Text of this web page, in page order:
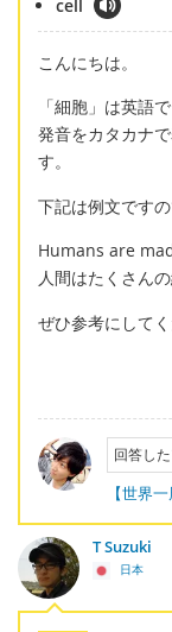
cell
こんにちは。
「細胞」は英語
発音をカタカナ
す。
下記は例文です
Humans are
人間はたくさん
ぜひ参考にしてく
回答し
【世界
T Suzuki
日本